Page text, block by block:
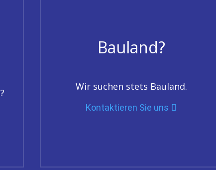
Bauland?
Wir suchen stets Bauland.
Kontaktieren Sie uns